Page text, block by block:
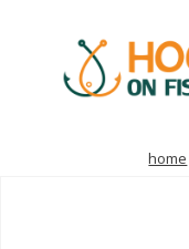
home